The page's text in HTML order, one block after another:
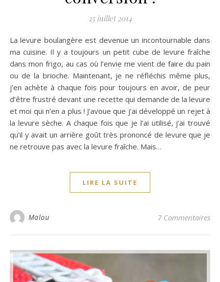
25 juillet 2014
La levure boulangère est devenue un incontournable dans
ma cuisine. Il y a toujours un petit cube de levure fraîche
dans mon frigo, au cas où l’envie me vient de faire du pain
ou de la brioche. Maintenant, je ne réfléchis même plus,
j’en achète à chaque fois pour toujours en avoir, de peur
d’être frustré devant une recette qui demande de la levure
et moi qui n’en a plus ! J’avoue que j’ai développé un rejet à
la levure sèche. A chaque fois que je l’ai utilisé, j’ai trouvé
qu’il y avait un arrière goût très prononcé de levure que je
ne retrouve pas avec la levure fraîche. Mais…
LIRE LA SUITE
Malou 7 Commentaires